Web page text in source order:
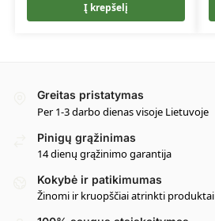
Į krepšelį
Greitas pristatymas
Per 1-3 darbo dienas visoje Lietuvoje
Pinigų grąžinimas
14 dienų grąžinimo garantija
Kokybė ir patikimumas
Žinomi ir kruopščiai atrinkti produktai